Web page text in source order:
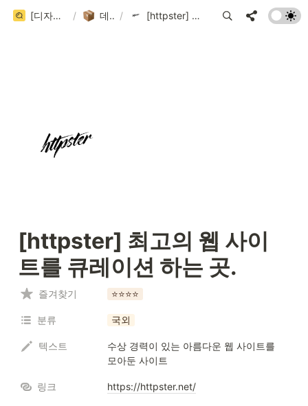
[디자인 큐시트] 국내/국외 디자인 레퍼런스 사이트 999+ 모음집 (202 / 999+) / 데이터베이스 / [httpster] 최고의 웹 사이트를 큐레이션 하는 곳.
[httpster] 최고의 웹 사이
트를 큐레이션 하는 곳.
즐겨찾기 ⭐️⭐️⭐️⭐️
분류 국외
텍스트
수상 경력이 있는 아름다운 웹 사이트를
모아둔 사이트
링크 https://httpster.net/